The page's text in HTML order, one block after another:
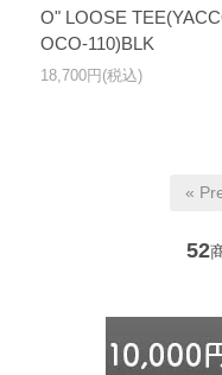
O" LOOSE
OCO-110)BLK
18,700円(税込)
«
52